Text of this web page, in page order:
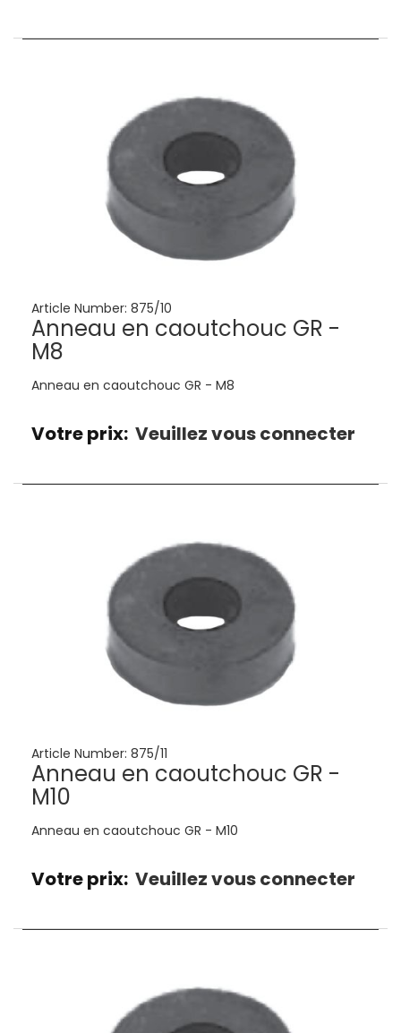
Article Number: 875/10
Anneau en caoutchouc GR -
M8
Anneau en caoutchouc GR - M8
Votre prix: Veuillez vous connecter
Article Number: 875/11
Anneau en caoutchouc GR -
M10
Anneau en caoutchouc GR - M10
Votre prix: Veuillez vous connecter